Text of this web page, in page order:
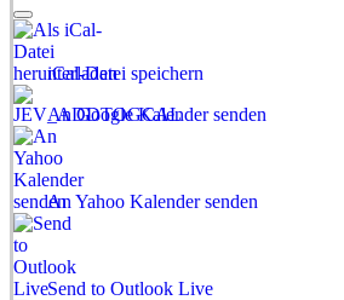
iCal-Datei speichern
An Google Kalender senden
An Yahoo Kalender senden
Send to Outlook Live